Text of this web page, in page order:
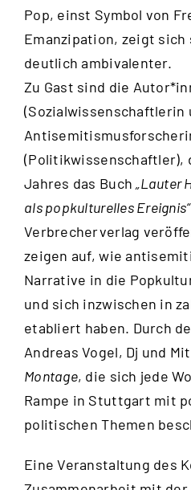
Pop, einst Symbol von
Emanzipation, zeigt sich
deutlich ambivalenter.
Zu Gast sind die
(Sozialwissenschaftlerin
(Politikwissenschaftler),
Jahres das Buch„Lauter
als popkulturelles Ereignis“
Verbrecherverlag
zeigen auf, wie
Narrative in die
und sich inzwischen in
etabliert haben. Durch
Andreas Vogel, Dj und
Montage, die sich jede
Rampe in Stuttgart mit
politischen Themen
Eine Veranstaltung des